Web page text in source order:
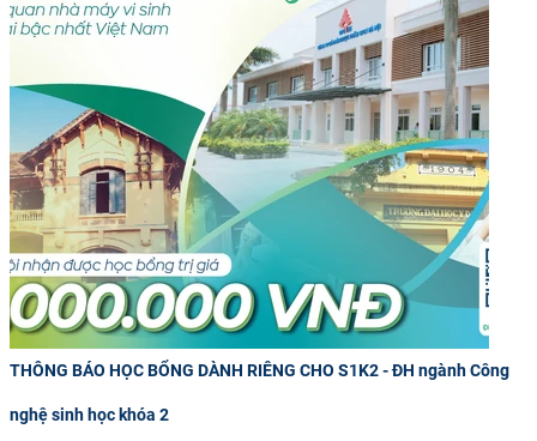
THÔNG BÁO HỌC BỔNG DÀNH RIÊNG CHO S1K2 - ĐH ngành Công
nghệ sinh học khóa 2